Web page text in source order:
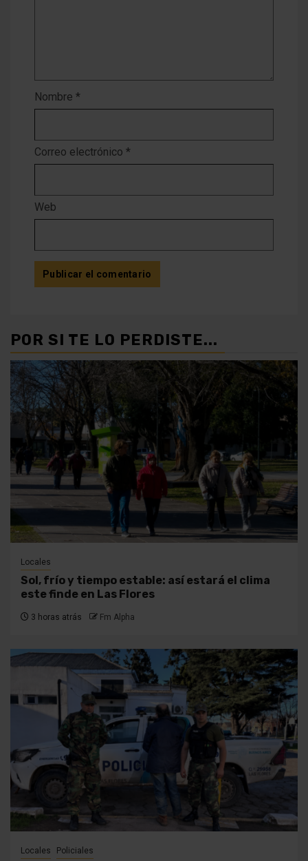
Nombre *
Correo electrónico *
Web
POR SI TE LO PERDISTE...
Locales
Sol, frío y tiempo estable: así estará el clima
este finde en Las Flores
3 horas atrás Fm Alpha
Locales Policiales